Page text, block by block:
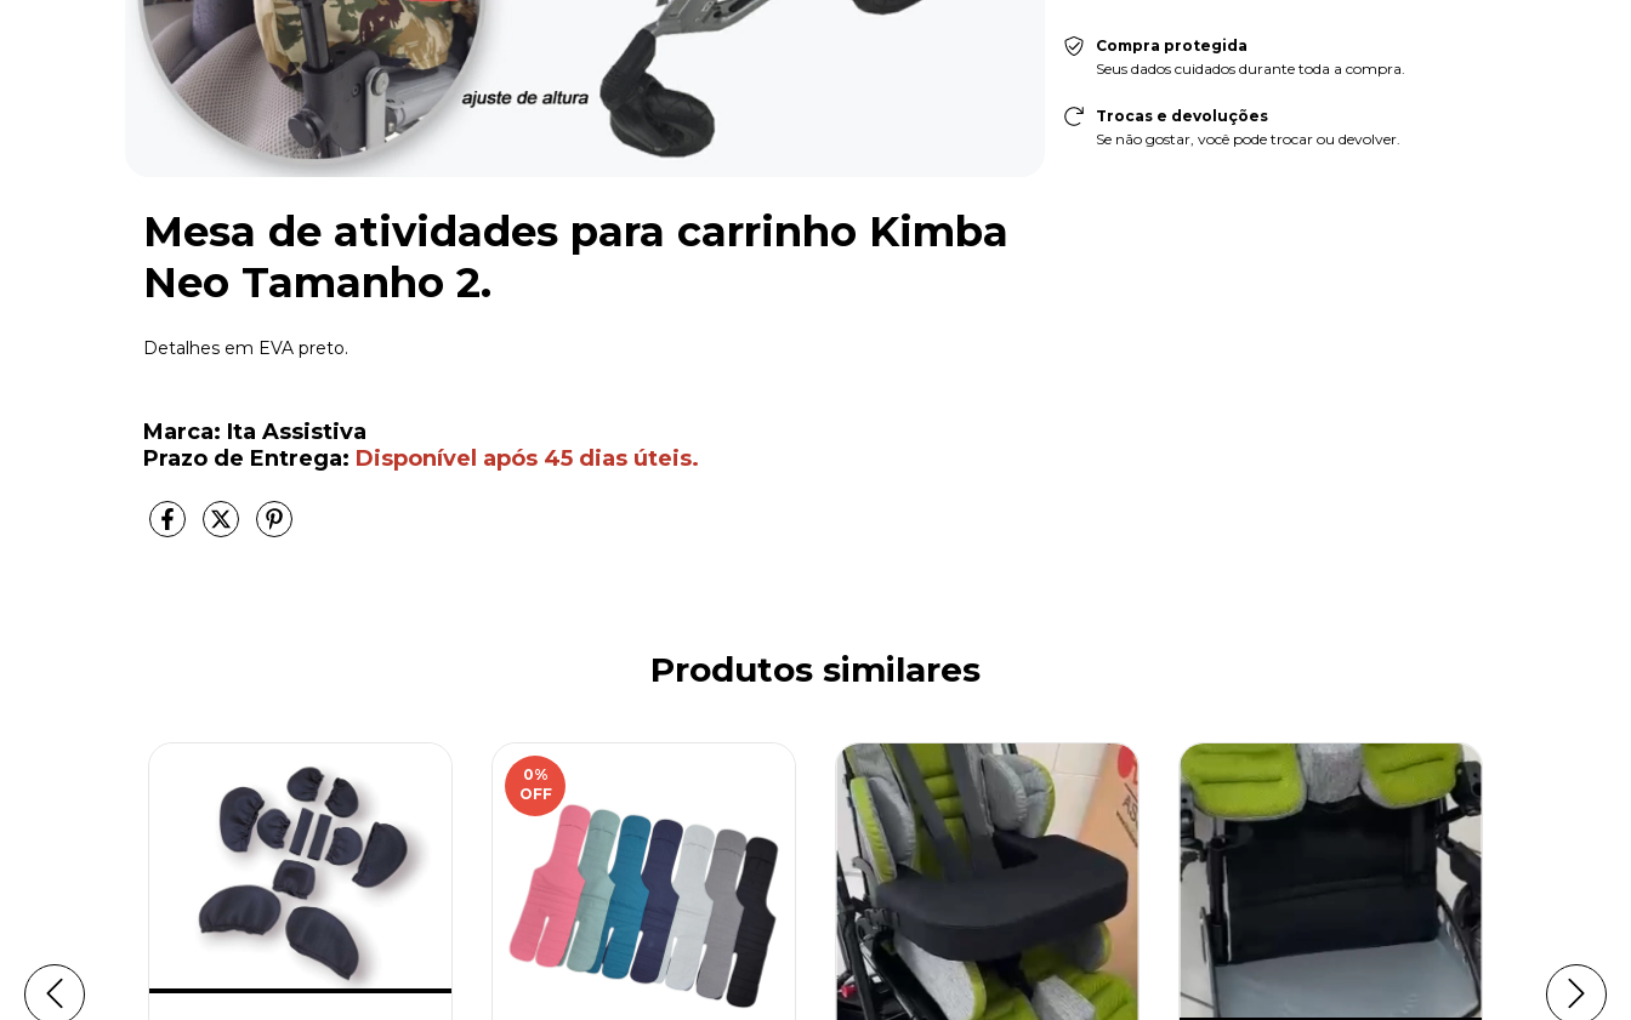
Mesa de atividades para carrinho Kimba
Neo Tamanho 2.
Detalhes em EVA preto.
Marca: Ita Assistiva
Prazo de Entrega: Disponível após 45 dias úteis.
Compra protegida
Seus dados cuidados durante toda a compra.
Trocas e devoluções
Se não gostar, você pode trocar ou devolver.
Produtos similares
0%
OFF